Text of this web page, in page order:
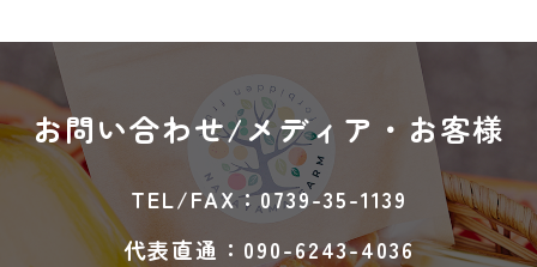
お問い合わせ/メディア・お客様
TEL/FAX：0739-35-1139
代表直通：090-6243-4036